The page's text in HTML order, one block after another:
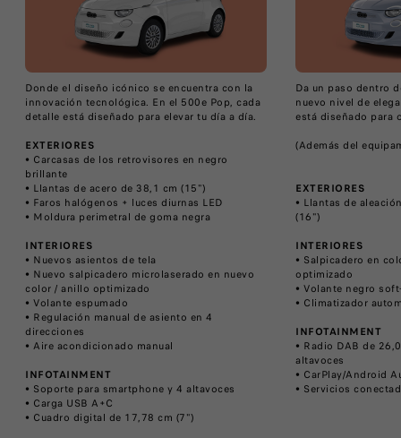
Donde el diseño icónico se encuentra con la
innovación tecnológica. En el 500e Pop, cada
detalle está diseñado para elevar tu día a día.
EXTERIORES
​• Carcasas de los retrovisores en negro
brillante
​• Llantas de acero de 38,1 cm (15")
​• Faros halógenos + luces diurnas LED
​• Moldura perimetral de goma negra
INTERIORES
​• Nuevos asientos de tela
​• Nuevo salpicadero microlaserado en nuevo
color / anillo optimizado
​• Volante espumado
​• Regulación manual de asiento en 4
direcciones
​• Aire acondicionado manual
INFOTAINMENT
​• Soporte para smartphone y 4 altavoces
​• Carga USB A+C
​• Cuadro digital de 17,78 cm (7")
Da un paso dentro
nuevo nivel de
está diseñado para
(Además del
EXTERIORES
​• Llantas de
(16")
INTERIORES
​• Salpicadero en
optimizado
• Volante negro
• Climatizador
INFOTAINMENT
​• Radio DAB de
altavoces
• CarPlay/Android
​• Servicios